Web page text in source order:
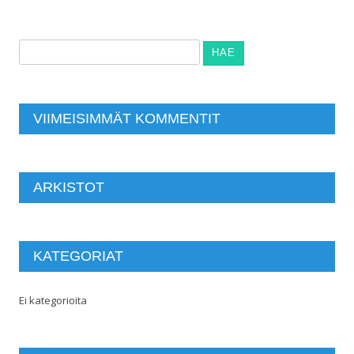
VIIMEISIMMÄT KOMMENTIT
ARKISTOT
KATEGORIAT
Ei kategorioita